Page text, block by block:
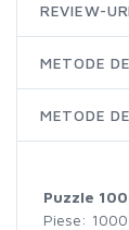
REVIEW-URI
METODE
METODE
Puzzle
Piese: 1000